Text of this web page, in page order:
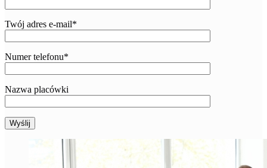
Twój adres e-mail*
Numer telefonu*
Nazwa placówki
Wyślij